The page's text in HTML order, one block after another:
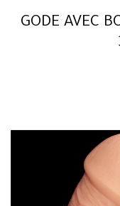
GODE AVEC